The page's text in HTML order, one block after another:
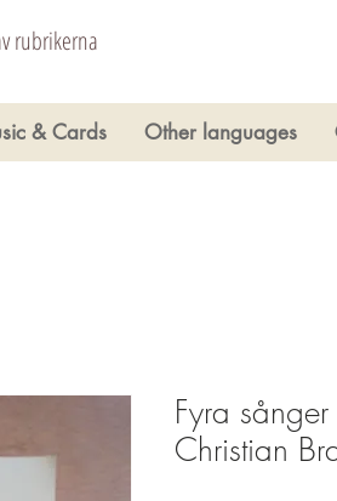
rubrikerna
& Cards Other languages
Fyra
Christian